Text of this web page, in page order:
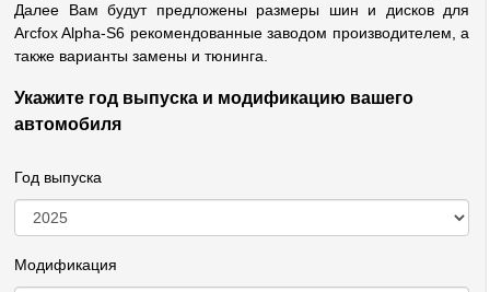
Далее Вам будут предложены размеры шин и дисков для
Arcfox Alpha-S6 рекомендованные заводом производителем, а
также варианты замены и тюнинга.
Укажите год выпуска и модификацию вашего
автомобиля
Год выпуска
Модификация